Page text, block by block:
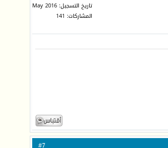
تاريخ التسجيل: May 2016
المشاركات: 141
7